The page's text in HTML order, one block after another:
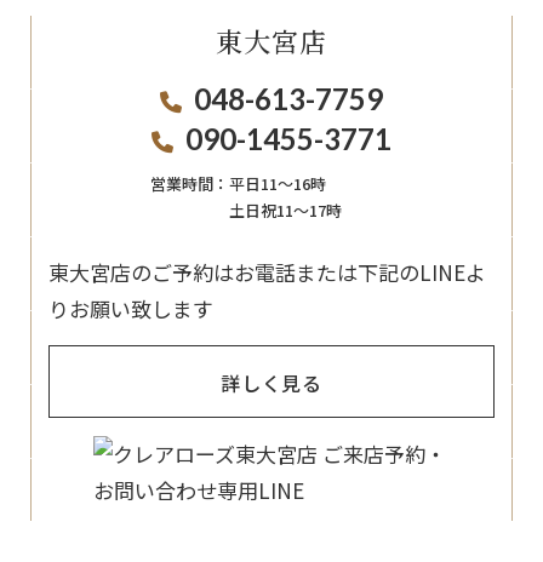
東大宮店
048-613-7759
090-1455-3771
営業時間： 平日11〜16時
土日祝11〜17時
東大宮店のご予約はお電話または下記のLINEよ
りお願い致します
詳しく見る